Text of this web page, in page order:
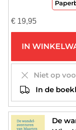
€19,95
IN
Niet op
In de